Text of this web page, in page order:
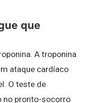
que
A troponina
ataque cardíaco
O teste de
no pronto-socorro